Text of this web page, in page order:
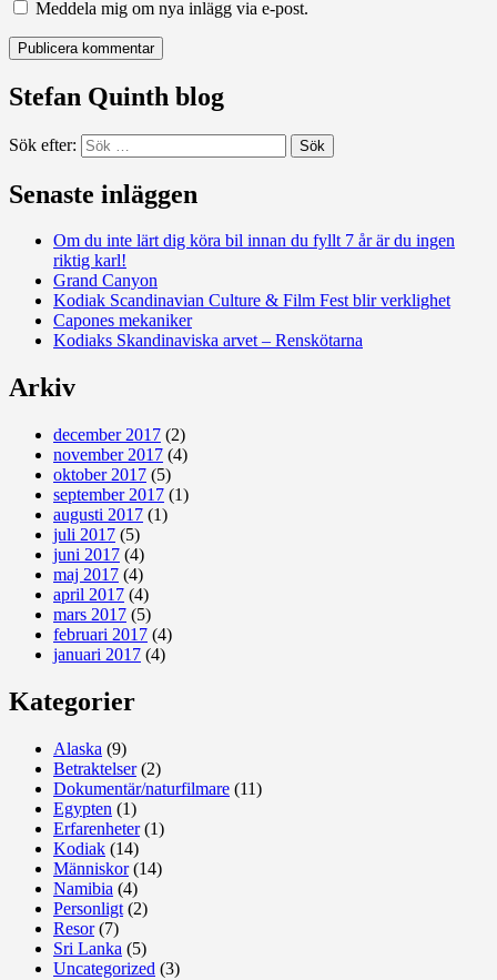
Meddela mig om nya inlägg via e-post.
Stefan Quinth blog
Sök efter:
Senaste inläggen
Om du inte lärt dig köra bil innan du fyllt 7 år är du ingen
riktig karl!
Grand Canyon
Kodiak Scandinavian Culture & Film Fest blir verklighet
Capones mekaniker
Kodiaks Skandinaviska arvet – Renskötarna
Arkiv
december 2017 (2)
november 2017 (4)
oktober 2017 (5)
september 2017 (1)
augusti 2017 (1)
juli 2017 (5)
juni 2017 (4)
maj 2017 (4)
april 2017 (4)
mars 2017 (5)
februari 2017 (4)
januari 2017 (4)
Kategorier
Alaska (9)
Betraktelser(2)
Dokumentär/naturfilmare (11)
Egypten (1)
Erfarenheter(1)
Kodiak (14)
Människor(14)
Namibia (4)
Personligt (2)
Resor(7)
Sri Lanka (5)
Uncategorized (3)